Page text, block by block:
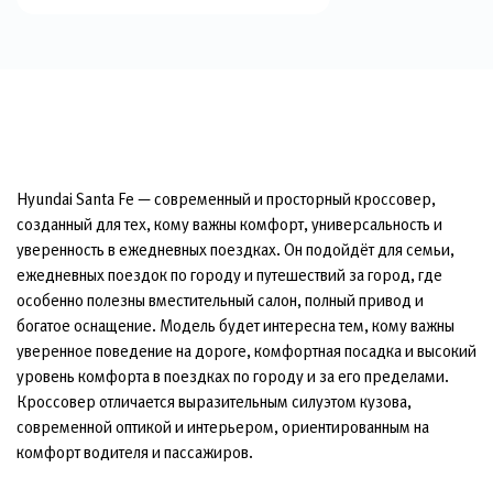
Hyundai Santa Fe — современный и просторный кроссовер,
созданный для тех, кому важны комфорт, универсальность и
уверенность в ежедневных поездках. Он подойдёт для семьи,
ежедневных поездок по городу и путешествий за город, где
особенно полезны вместительный салон, полный привод и
богатое оснащение. Модель будет интересна тем, кому важны
уверенное поведение на дороге, комфортная посадка и высокий
уровень комфорта в поездках по городу и за его пределами.
Кроссовер отличается выразительным силуэтом кузова,
современной оптикой и интерьером, ориентированным на
комфорт водителя и пассажиров.